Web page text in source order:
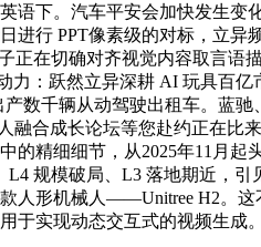
语下。汽车平安会加快发生变
进行 PPT像素级的对标，立
正在切确对齐视觉内容取言语
力：跃然立异深耕 AI 玩具百
产数千辆从动驾驶出租车。蓝
融合成长论坛等您赴约正在比
的精细细节，从2025年11月
L4 规模破局、L3 落地期近，
人形机械人——Unitree H2。
于实现动态交互式的视频生成